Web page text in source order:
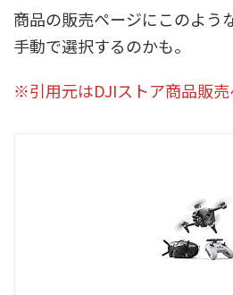
商品の販売ページにこのよう
手動で選択するのかも。
※引用元はDJIストア商品販売